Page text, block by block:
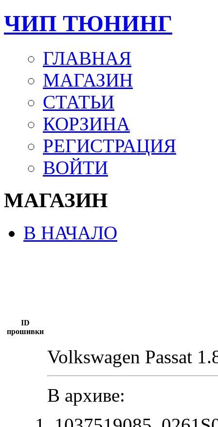
ЧИП ТЮНИНГ
ГЛАВНАЯ
МАГАЗИН
СТАТЬИ
КОРЗИНА
РЕГИСТРАЦИЯ
ВОЙТИ
МАГАЗИН
В НАЧАЛО
ID
прошивки
Volkswagen Passat
В архиве: